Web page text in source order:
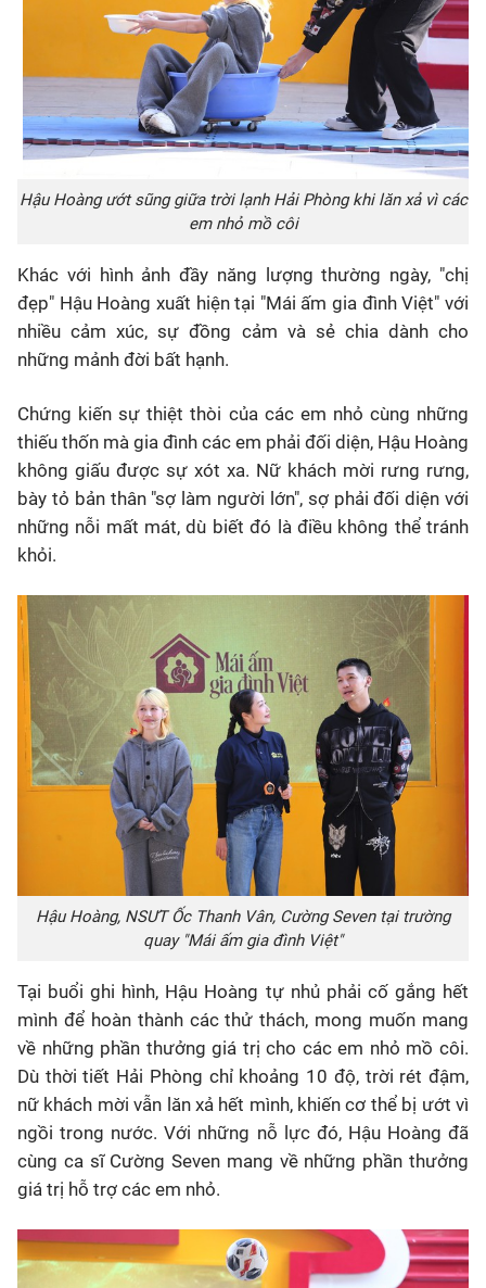
Hậu Hoàng ướt sũng giữa trời lạnh Hải Phòng khi lăn xả vì các
em nhỏ mồ côi
Khác với hình ảnh đầy năng lượng thường ngày, "chị
đẹp" Hậu Hoàng xuất hiện tại "Mái ấm gia đình Việt" với
nhiều cảm xúc, sự đồng cảm và sẻ chia dành cho
những mảnh đời bất hạnh.
Chứng kiến sự thiệt thòi của các em nhỏ cùng những
thiếu thốn mà gia đình các em phải đối diện, Hậu Hoàng
không giấu được sự xót xa. Nữ khách mời rưng rưng,
bày tỏ bản thân "sợ làm người lớn", sợ phải đối diện với
những nỗi mất mát, dù biết đó là điều không thể tránh
khỏi.
Hậu Hoàng, NSƯT Ốc Thanh Vân, Cường Seven tại trường
quay "Mái ấm gia đình Việt"
Tại buổi ghi hình, Hậu Hoàng tự nhủ phải cố gắng hết
mình để hoàn thành các thử thách, mong muốn mang
về những phần thưởng giá trị cho các em nhỏ mồ côi.
Dù thời tiết Hải Phòng chỉ khoảng 10 độ, trời rét đậm,
nữ khách mời vẫn lăn xả hết mình, khiến cơ thể bị ướt vì
ngồi trong nước. Với những nỗ lực đó, Hậu Hoàng đã
cùng ca sĩ Cường Seven mang về những phần thưởng
giá trị hỗ trợ các em nhỏ.